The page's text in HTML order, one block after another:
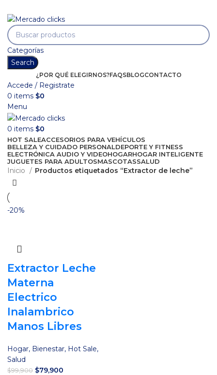
Categorías
Search
¿POR QUÉ ELEGIRNOS?FAQSBLOGCONTACTO
Accede / Registrate
0 items $0
Menu
0 items $0
HOT SALEACCESORIOS PARA VEHÍCULOS
BELLEZA Y CUIDADO PERSONALDEPORTE Y FITNESS
ELECTRÓNICA AUDIO Y VIDEOHOGARHOGAR INTELIGENTE
JUGUETES PARA ADULTOSMASCOTASSALUD
Inicio Productos etiquetados “Extractor de leche”
-20%
Extractor Leche
Materna
Electrico
Inalambrico
Manos Libres
Hogar, Bienestar, Hot Sale,
Salud
$99,900 El
$79,900